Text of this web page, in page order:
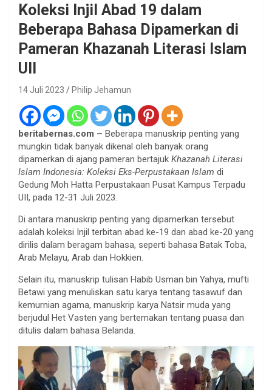
Koleksi Injil Abad 19 dalam
Beberapa Bahasa Dipamerkan di
Pameran Khazanah Literasi Islam
UII
14 Juli 2023 Philip Jehamun
beritabernas.com – Beberapa manuskrip penting yang
mungkin tidak banyak dikenal oleh banyak orang
dipamerkan di ajang pameran bertajuk Khazanah Literasi
Islam Indonesia: Koleksi Eks-Perpustakaan Islam di
Gedung Moh Hatta Perpustakaan Pusat Kampus Terpadu
UII, pada 12-31 Juli 2023.
Di antara manuskrip penting yang dipamerkan tersebut
adalah koleksi Injil terbitan abad ke-19 dan abad ke-20 yang
dirilis dalam beragam bahasa, seperti bahasa Batak Toba,
Arab Melayu, Arab dan Hokkien.
Selain itu, manuskrip tulisan Habib Usman bin Yahya, mufti
Betawi yang menuliskan satu karya tentang tasawuf dan
kemurnian agama, manuskrip karya Natsir muda yang
berjudul Het Vasten yang bertemakan tentang puasa dan
ditulis dalam bahasa Belanda.